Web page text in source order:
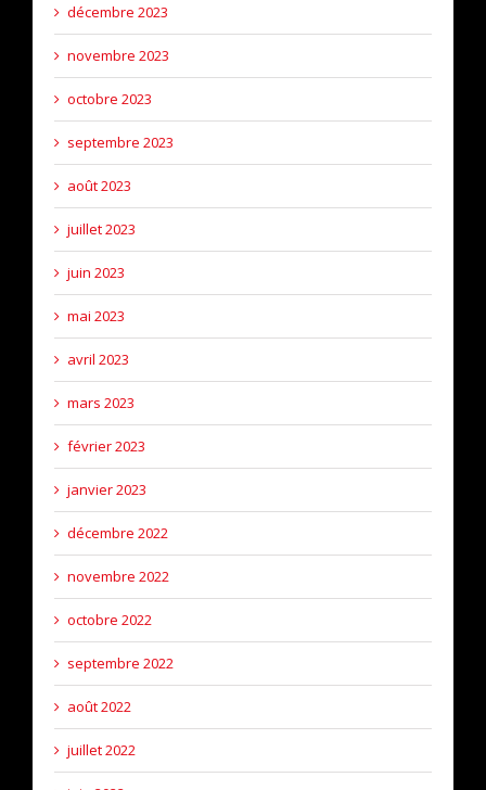
décembre 2023
novembre 2023
octobre 2023
septembre 2023
août 2023
juillet 2023
juin 2023
mai 2023
avril 2023
mars 2023
février 2023
janvier 2023
décembre 2022
novembre 2022
octobre 2022
septembre 2022
août 2022
juillet 2022